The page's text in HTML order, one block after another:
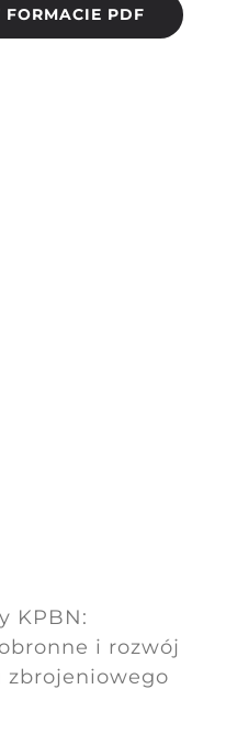
PDF
KPBN:
i rozwój
zbrojeniowego